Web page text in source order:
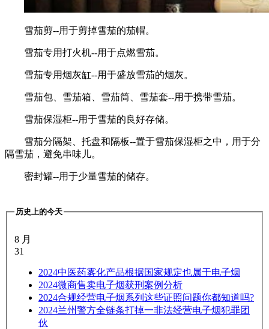
雪茄剪--用于剪掉雪茄的茄帽。
雪茄专用打火机--用于点燃雪茄。
雪茄专用烟灰缸--用于盛放雪茄的烟灰。
雪茄包、雪茄箱、雪茄筒、雪茄套--用于携带雪茄。
雪茄保湿柜--用于雪茄的良好存储。
雪茄分隔架、托盘和隔板--置于雪茄保湿柜之中，用于分
隔雪茄，避免串味儿。
密封罐--用于少量雪茄的储存。
历史上的今天
8 月
31
2024中医药雾化产品根据国家规定也属于电子烟
2024微商售卖电子烟获刑案例分析
2024合规经营电子烟系列这些证照问题你都知道吗?
2024兰州警方全链条打掉一非法经营电子烟犯罪团
伙